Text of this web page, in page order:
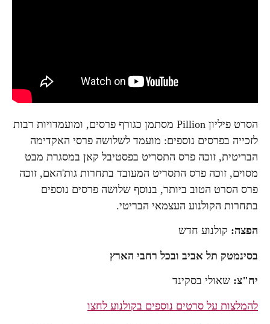
הסרט פיליון Pillion מסתמן כגורף פרסים, ומועמדויות רבות
לזכייה בפרסים נוספים: מועמד לשלושה פרסי האקדימה
הבריטית, זוכה פרס התסריט בפסטיבל קאן במסגרת מבט
מסוים, זוכה פרס התסריט המעובד בתחרות גות'האם, זוכה
פרס הסרט הטוב ביותר, בנוסף שלושה פרסים נוספים
בתחרות הקולנוע העצמאי הבריטי.
הפצה: קולנוע חדש
בסינמטק תל אביב ובכל רחבי הארץ
יח"צ: שאולי בסקינד
להמלצות על סרטים נוספים בקולנוע לחצו